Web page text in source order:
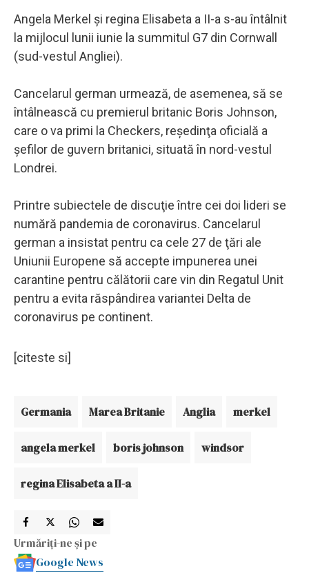
Angela Merkel şi regina Elisabeta a II-a s-au întâlnit
la mijlocul lunii iunie la summitul G7 din Cornwall
(sud-vestul Angliei).
Cancelarul german urmează, de asemenea, să se
întâlnească cu premierul britanic Boris Johnson,
care o va primi la Checkers, reşedinţa oficială a
şefilor de guvern britanici, situată în nord-vestul
Londrei.
Printre subiectele de discuţie între cei doi lideri se
numără pandemia de coronavirus. Cancelarul
german a insistat pentru ca cele 27 de ţări ale
Uniunii Europene să accepte impunerea unei
carantine pentru călătorii care vin din Regatul Unit
pentru a evita răspândirea variantei Delta de
coronavirus pe continent.
[citeste si]
Germania Marea Britanie Anglia merkel
angela merkel boris johnson windsor
regina Elisabeta a II-a
Urmăriți-ne și pe
Google News